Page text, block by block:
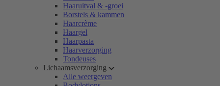
Haaruitval & -groei
Borstels & kammen
Haarcrème
Haargel
Haarpasta
Haarverzorging
Tondeuses
Lichaamsverzorging
Alle weergeven